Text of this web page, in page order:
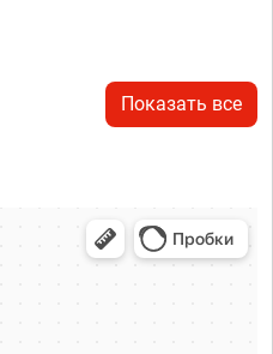
Показать все